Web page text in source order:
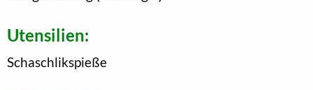
Utensilien:
Schaschlikspieße